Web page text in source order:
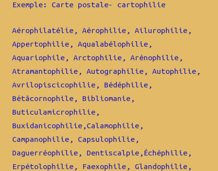
Exemple: Carte postale- cartophilie
Aérophilatélie, Aérophilie, Ailurophilie,
Appertophilie, Aqualabélophilie,
Aquariophile, Arctophilie, Arénophilie,
Atramantophilie, Autographilie, Autophilie,
Avrilopiscicophilie, Bédéphilie,
Bétâcornophile, Bibliomanie,
Buticulamicrophilie,
Buxidanicophilie,Calamophilie,
Campanophilie, Capsulophilie,
Daguerréophilie, Dentiscalpie,Échéphilie,
Erpétolophilie, Faexophile, Glandophilie,